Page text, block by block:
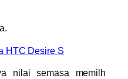
nilai semasa memilh